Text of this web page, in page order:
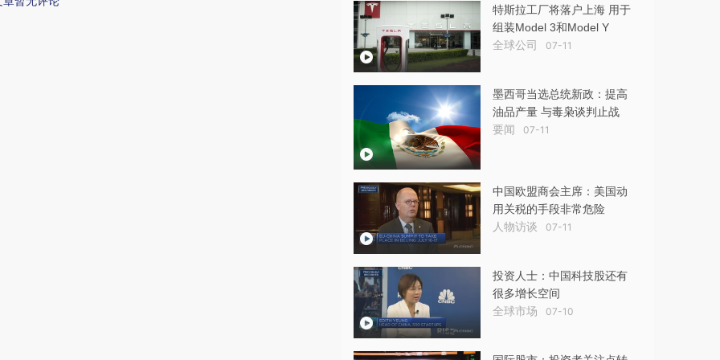
特斯拉工厂将落户上海 用于
组装Model 3和Model Y
全球公司 07-11
墨西哥当选总统新政：提高
油品产量 与毒枭谈判止战
要闻 07-11
中国欧盟商会主席：美国动
用关税的手段非常危险
人物访谈 07-11
投资人士：中国科技股还有
很多增长空间
全球市场 07-10